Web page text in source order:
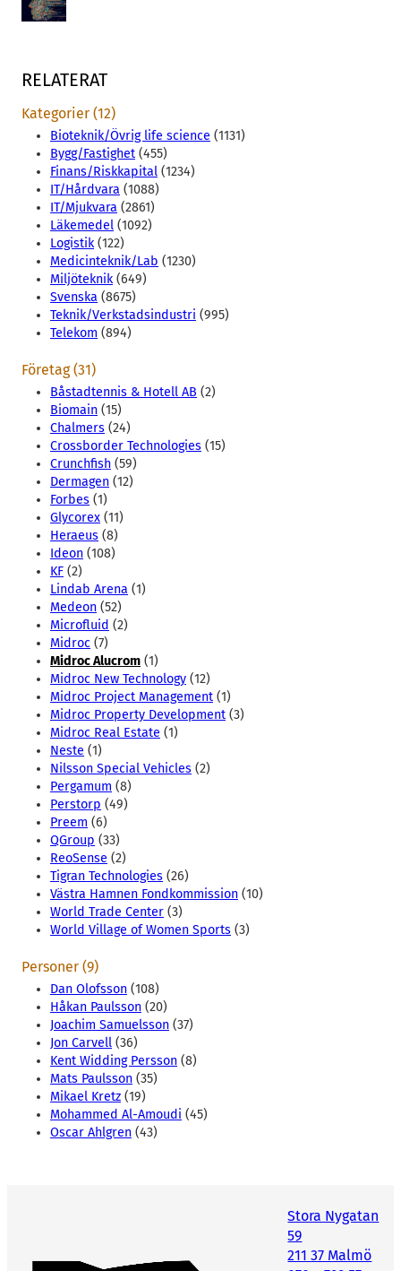
RELATERAT
Kategorier (12)
Bioteknik/Övrig life science (1131)
Bygg/Fastighet (455)
Finans/Riskkapital (1234)
IT/Hårdvara (1088)
IT/Mjukvara (2861)
Läkemedel (1092)
Logistik(122)
Medicinteknik/Lab (1230)
Miljöteknik(649)
Svenska (8675)
Teknik/Verkstadsindustri (995)
Telekom (894)
Företag (31)
Båstadtennis & Hotell AB (2)
Biomain (15)
Chalmers (24)
Crossborder Technologies (15)
Crunchfish (59)
Dermagen (12)
Forbes (1)
Glycorex (11)
Heraeus (8)
Ideon (108)
KF (2)
Lindab Arena (1)
Medeon (52)
Microfluid (2)
Midroc (7)
Midroc Alucrom (1)
Midroc New Technology (12)
Midroc Project Management (1)
Midroc Property Development (3)
Midroc Real Estate (1)
Neste (1)
Nilsson Special Vehicles (2)
Pergamum (8)
Perstorp (49)
Preem (6)
QGroup (33)
ReoSense (2)
Tigran Technologies (26)
Västra Hamnen Fondkommission (10)
World Trade Center (3)
World Village of Women Sports (3)
Personer (9)
Dan Olofsson (108)
Håkan Paulsson (20)
Joachim Samuelsson (37)
Jon Carvell (36)
Kent Widding Persson (8)
Mats Paulsson (35)
Mikael Kretz (19)
Mohammed Al-Amoudi (45)
Oscar Ahlgren (43)
Stora Nygatan
59
211 37 Malmö